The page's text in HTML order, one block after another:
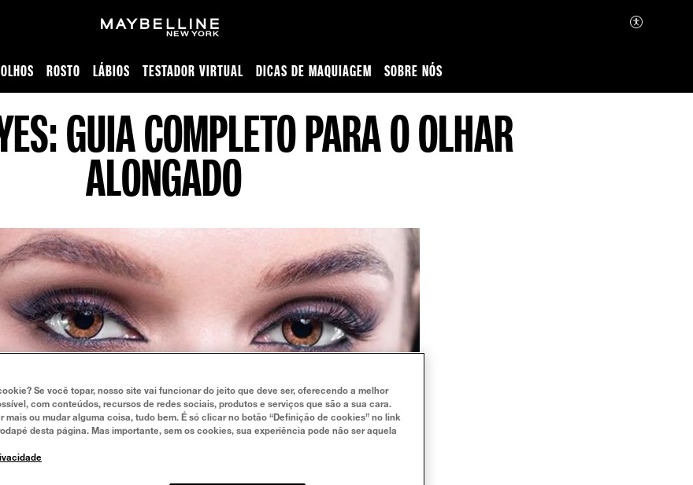
OLHOS ROSTO LÁBIOS TESTADOR VIRTUAL DICAS DE MAQUIAGEM SOBRE NÓS
o efeito alongado no canto externo
GUIA COMPLETO PARA O OLHAR
ALONGADO
Se você topar, nosso site vai funcionar do jeito que deve ser, oferecendo a melhor
com conteúdos, recursos de redes sociais, produtos e serviços que são a sua cara.
mais ou mudar alguma coisa, tudo bem. É só clicar no botão “Definição de cookies” no link
desta página. Mas importante, sem os cookies, sua experiência pode não ser aquela